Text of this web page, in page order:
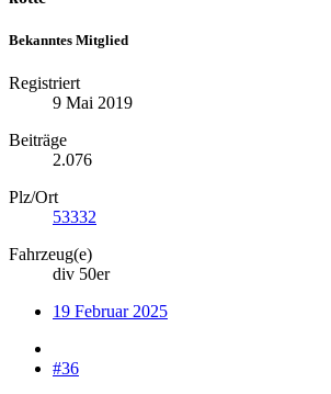
Bekanntes Mitglied
Registriert
9 Mai 2019
Beiträge
2.076
Plz/Ort
53332
Fahrzeug(e)
div 50er
19 Februar 2025
#36